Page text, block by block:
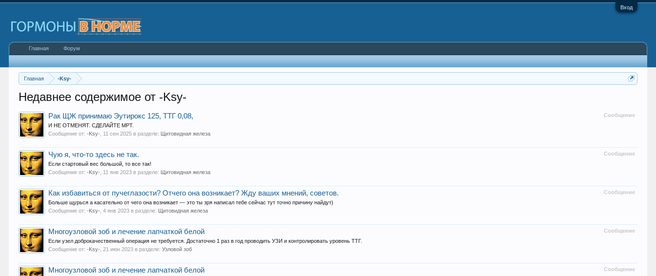
Вход
Главная -Ksy-
Недавнее содержимое от -Ksy-
Сообщение
Рак ЩЖ принимаю Эутирокс 125, ТТГ 0,08,
И НЕ ОТМЕНЯТ. СДЕЛАЙТЕ МРТ.
Сообщение от:-Ksy- 11 сен 2025 в разделе: Щитовидная железа
Сообщение
Чую я, что-то здесь не так.
Если стартовый вес большой, то все так!
Сообщение от:-Ksy- 11 янв 2023 в разделе: Щитовидная железа
Сообщение
Как избавиться от пучеглазости? Отчего она возникает? Жду ваших мнений, советов.
Больше щурься а касательно от чего она возникает — это ты зря написал тебе сейчас тут точно причину найдут)
Сообщение от:-Ksy- ,4 янв 2023 в разделе: Щитовидная железа
Сообщение
Многоузловой зоб и лечение лапчаткой белой
Если узел доброкачественный операция не требуется. Достаточно 1 раз в год проводить УЗИ и контролировать уровень ТТГ.
Сообщение от:-Ksy- ,21 июн 2023 в разделе:Узловой зоб
Сообщение
Многоузловой зоб и лечение лапчаткой белой
Главная Форум